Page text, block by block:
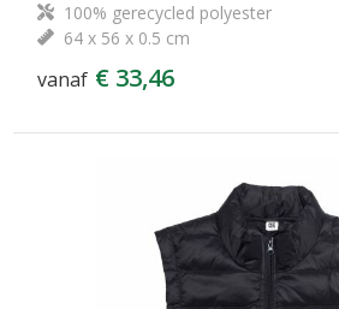
100% gerecycled polyester
64 x 56 x 0.5 cm
vanaf € 33,46